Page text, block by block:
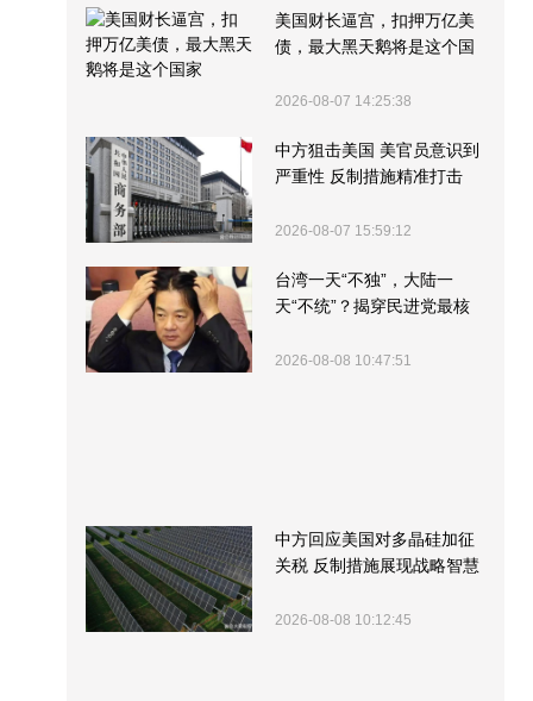
美国财长逼宫，扣押万亿美
债，最大黑天鹅将是这个国
2026-08-07 14:25:38
中方狙击美国 美官员意识到
严重性 反制措施精准打击
2026-08-07 15:59:12
台湾一天“不独”，大陆一
天“不统”？揭穿民进党最核
2026-08-08 10:47:51
中方回应美国对多晶硅加征
关税 反制措施展现战略智慧
2026-08-08 10:12:45